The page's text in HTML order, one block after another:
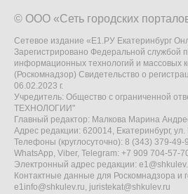
© ООО «Сеть городских
Сетевое издание «Е1.РУ Екатеринбург
Зарегистрировано Федеральной службой
информационных технологий и массовых
(Роскомнадзор) Свидетельство о
06.02.2023 г.
Учредитель: Общество с ограниченной
ТЕХНОЛОГИИ"
Главный редактор: Малкова Марина
Адрес редакции: 620014, Екатеринбург,
Телефоны (круглосуточно): 8 (343) 379-49-
WhatsApp, Viber, Telegram: +7 909 704-57-
Электронный адрес редакции:
Контактные данные для Роскомнадзора и
e1info@shkulev.ru, juristekat@shkulev.ru